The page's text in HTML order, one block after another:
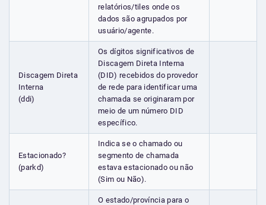
relatórios/tiles onde os
dados são agrupados por
usuário/agente.
Discagem Direta
Interna
(ddi)
Os dígitos significativos de
Discagem Direta Interna
(DID) recebidos do provedor
de rede para identificar uma
chamada se originaram por
meio de um número DID
específico.
Estacionado?
(parkd)
Indica se o chamado ou
segmento de chamada
estava estacionado ou não
(Sim ou Não).
O estado/província para o